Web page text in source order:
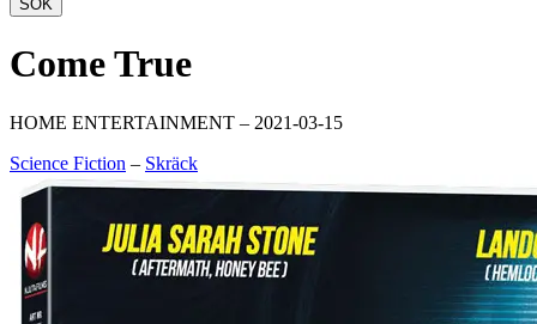
SÖK
Come True
HOME ENTERTAINMENT – 2021-03-15
Science Fiction – Skräck